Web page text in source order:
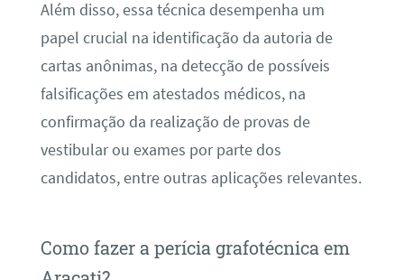
Além disso, essa técnica desempenha um
papel crucial na identificação da autoria de
cartas anônimas, na detecção de possíveis
falsificações em atestados médicos, na
confirmação da realização de provas de
vestibular ou exames por parte dos
candidatos, entre outras aplicações relevantes.
Como fazer a perícia grafotécnica em